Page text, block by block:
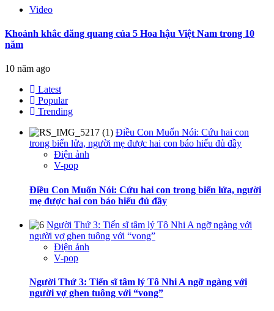
Video
Khoảnh khắc đăng quang của 5 Hoa hậu Việt Nam trong 10
năm
10 năm ago
Latest
Popular
Trending
Điều Con Muốn Nói: Cứu hai con
trong biển lửa, người mẹ được hai con báo hiếu đủ đầy
Điện ảnh
V-pop
Điều Con Muốn Nói: Cứu hai con trong biển lửa, người
mẹ được hai con báo hiếu đủ đầy
Người Thứ 3: Tiến sĩ tâm lý Tô Nhi A ngỡ ngàng với
người vợ ghen tuông với “vong”
Điện ảnh
V-pop
Người Thứ 3: Tiến sĩ tâm lý Tô Nhi A ngỡ ngàng với
người vợ ghen tuông với “vong”